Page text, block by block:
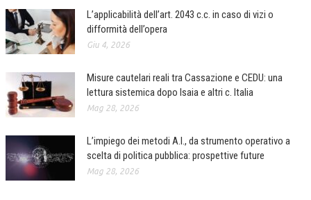
TREASURY IN FINANCIAL SERVICES
RISK MANAGEMENT
SVILUPPO SOSTENIBILE
PERSONA E CITTÀ
L’UMANISTA
DIRITTO
L’applicabilità dell’art. 2043 c.c. in caso di vizi o
difformità dell’opera
Giu 4, 2026
Misure cautelari reali tra Cassazione e CEDU: una
lettura sistemica dopo Isaia e altri c. Italia
Mag 28, 2026
L’impiego dei metodi A.I., da strumento operativo a
scelta di politica pubblica: prospettive future
Mag 28, 2026